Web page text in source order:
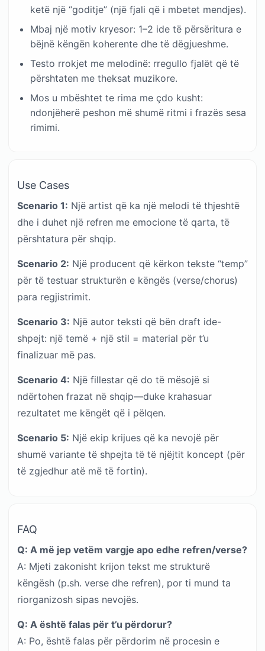
ketë një “goditje” (një fjali që i mbetet mendjes).
Mbaj një motiv kryesor: 1–2 ide të përsëritura e
bëjnë këngën koherente dhe të dëgjueshme.
Testo rrokjet me melodinë: rregullo fjalët që të
përshtaten me theksat muzikore.
Mos u mbështet te rima me çdo kusht:
ndonjëherë peshon më shumë ritmi i frazës sesa
rimimi.
Use Cases
Scenario 1: Një artist që ka një melodi të thjeshtë
dhe i duhet një refren me emocione të qarta, të
përshtatura për shqip.
Scenario 2: Një producent që kërkon tekste “temp”
për të testuar strukturën e këngës (verse/chorus)
para regjistrimit.
Scenario 3: Një autor teksti që bën draft ide-
shpejt: një temë + një stil = material për t’u
finalizuar më pas.
Scenario 4: Një fillestar që do të mësojë si
ndërtohen frazat në shqip—duke krahasuar
rezultatet me këngët që i pëlqen.
Scenario 5: Një ekip krijues që ka nevojë për
shumë variante të shpejta të të njëjtit koncept (për
të zgjedhur atë më të fortin).
FAQ
Q: A më jep vetëm vargje apo edhe refren/verse?
A: Mjeti zakonisht krijon tekst me strukturë
këngësh (p.sh. verse dhe refren), por ti mund ta
riorganizosh sipas nevojës.
Q: A është falas për t’u përdorur?
A: Po, është falas për përdorim në procesin e